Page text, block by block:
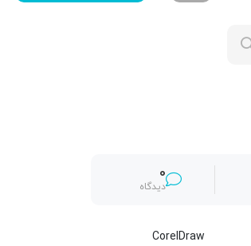
0
دیدگاه
CorelDraw